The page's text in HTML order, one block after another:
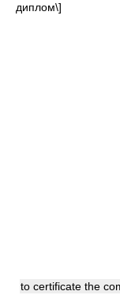
диплом\]
to certificate the